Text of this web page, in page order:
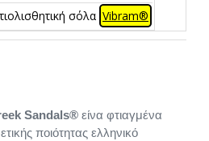
σόλα Vibram®
Sandals® είνα φτιαγμένα
ποιότητας ελληνικό